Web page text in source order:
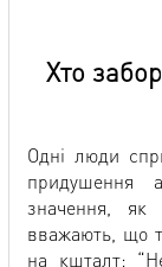
Хто
Одні люди
придушення
значення, як
вважають, що
на кшталт: